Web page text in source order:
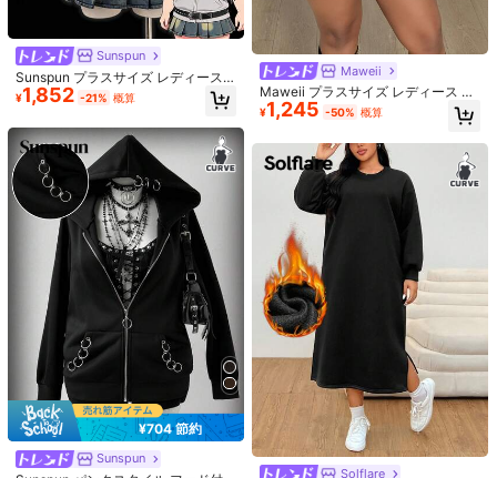
Local Seller
beirao
4.26
8 フォロワー
c***7 が1日前にフォローしました
8 フォロワー
4.26 8 フォロワー
8 フォロワー
4.26 8 フォロワー
4.26 8 フォロワー
フォロー
104 件が最近販売されました
あなたにおすすめの商品
おすすめ アパレルアクセサリー アンダーウェア＆ルームウェア
Sunspun
Sunspun プラスサイズ レディース
半袖 ジップアップ カジュアル スウ
ェットシャツ
¥1,852 -21% 概算
¥704 節約
Sunspun
Maweii
Maweii プラスサイズ レディース 無
地 ラウンドネック ドロップショルダ
ー 長袖 ルーズ カジュアル ホロウア
¥1,245 -50% 概算
Solflare